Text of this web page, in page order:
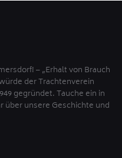
– „Erhalt von Brauch
der Trachtenverein
gegründet. Tauche ein in
unsere Geschichte und